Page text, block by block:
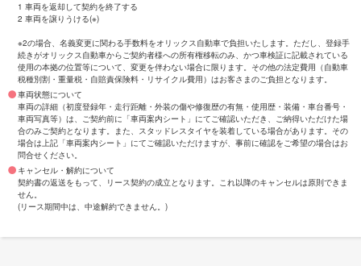
1 車両を返却して契約を終了する
2 車両を譲りうける(※)
※2の場合、名義変更に関わる手数料をオリックス自動車で負担いたします。ただし、登録手
続きがオリックス自動車からご契約者様への所有権移転のみ、かつ車検証に記載されている
使用の本拠の位置等について、変更を伴わない場合に限ります。その他の法定費用（自動車
税種別割・重量税・自賠責保険料・リサイクル費用）はお客さまのご負担となります。
車両状態について
車両の詳細（初度登録年・走行距離・外装の傷や修復歴の有無・使用歴・装備・車台番号・
車両写真等）は、ご契約前に「車両案内シート」にてご確認いただき、ご納得いただけた場
合のみご契約となります。また、スタッドレスタイヤを装着している場合があります。その
場合は上記「車両案内シート」にてご確認いただけますが、事前に確認をご希望の場合はお
問合せください。
キャンセル・解約について
契約書の返送をもって、リース契約の成立となります。これ以降のキャンセルは原則できま
せん。
(リース期間中は、中途解約できません。)